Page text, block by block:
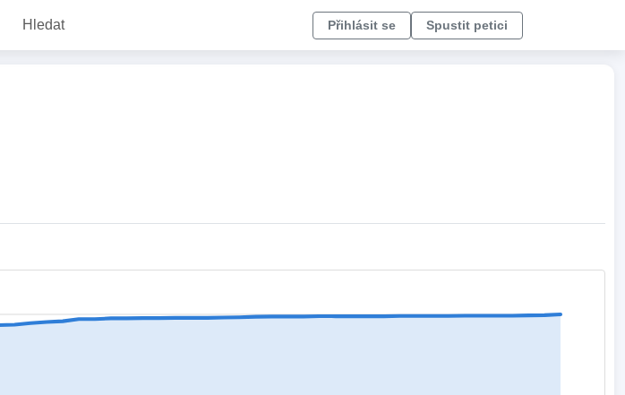
Hledat Přihlásit se Spustit petici